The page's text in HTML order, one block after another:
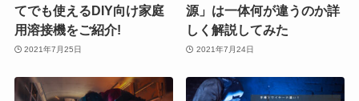
てでも使えるDIY向け家庭
用溶接機をご紹介!
2021年7月25日
源」は一体何が違うのか詳
しく解説してみた
2021年7月24日